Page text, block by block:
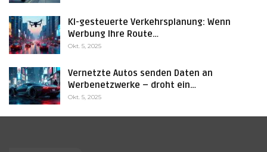
KI-gesteuerte Verkehrsplanung: Wenn
Werbung Ihre Route…
Okt. 5, 2025
Vernetzte Autos senden Daten an
Werbenetzwerke – droht ein…
Okt. 5, 2025